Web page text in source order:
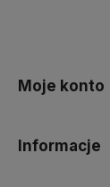
Moje konto
Informacje